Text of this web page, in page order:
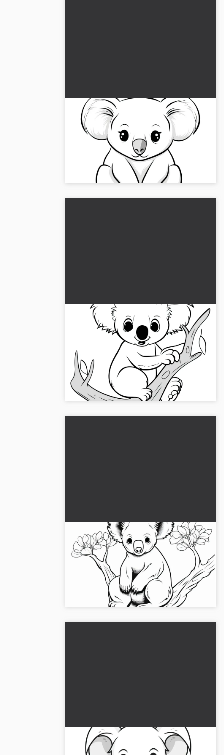
Söpö koala värityskuva lapsille
(Ilmainen)
Söpö koalamme odottaa, että herätät sen
henkiin. Lataa ilmainen värityskuva ja
Pehmeä koalakarhu oksalla:
Helppo värityskuva lapsille
Lataa tämä helppo värityskuva suloisesta
koalakarhusta. Koe maalaamisen ilo
paperille tai verkossa. Hanki kuva nyt
ilmaiseksi!...
Sievä koalakarhu istuu mukavasti
puussa: Värityskuva lataamista
varten (ilmaiseksi)
Ilmaisen värityskuvan lataaminen koalasta
puussa. Täydellinen tulostamiseen tai
verkkoväritykseen. Lataa kuva!...
Ystävällinen koala: